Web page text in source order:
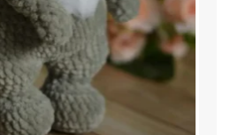
Next